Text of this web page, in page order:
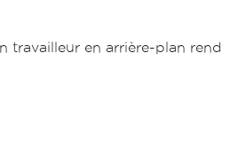
travailleur en arrière-plan rend